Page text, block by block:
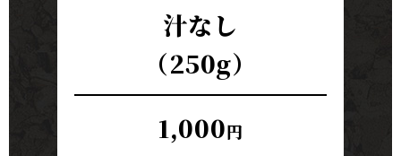
汁なし
（250g）
1,000円